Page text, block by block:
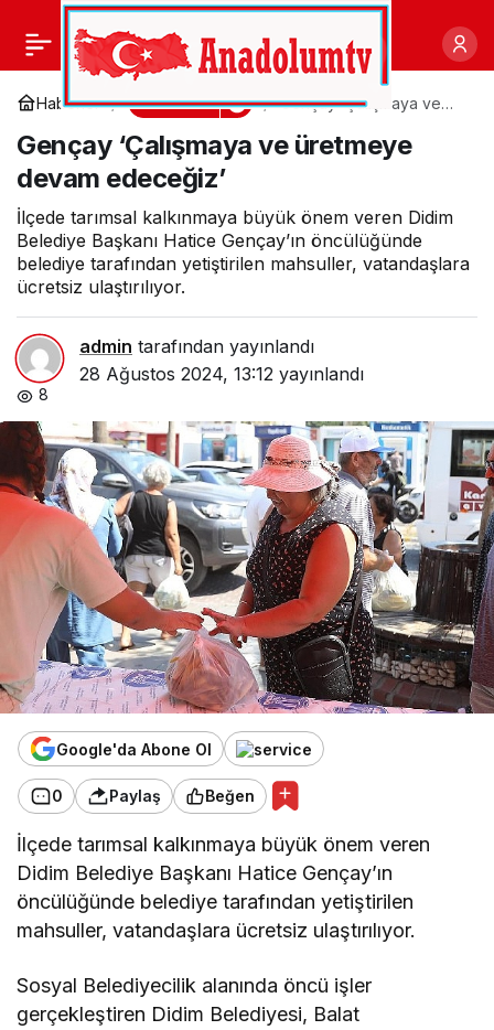
Haberler Gündem
Gençay ‘Çalışmaya ve
edeceğiz’
Gençay ‘Çalışmaya ve üretmeye
devam edeceğiz’
İlçede tarımsal kalkınmaya büyük önem veren Didim
Belediye Başkanı Hatice Gençay’ın öncülüğünde
belediye tarafından yetiştirilen mahsuller, vatandaşlara
ücretsiz ulaştırılıyor.
admin tarafından yayınlandı
28 Ağustos 2024, 13:12 yayınlandı
8
Google'da Abone Ol
0 Paylaş Beğen
İlçede tarımsal kalkınmaya büyük önem veren
Didim Belediye Başkanı Hatice Gençay’ın
öncülüğünde belediye tarafından yetiştirilen
mahsuller, vatandaşlara ücretsiz ulaştırılıyor.
Sosyal Belediyecilik alanında öncü işler
gerçekleştiren Didim Belediyesi, Balat
İzmir’de İlk Defa İzinli ve
Kontrollü Olarak Lif ve
Tohum Üretimi Amacıyla
Yetiştirilen Kenevirin
Hasadı Gerçekleştirildi
Paylaş